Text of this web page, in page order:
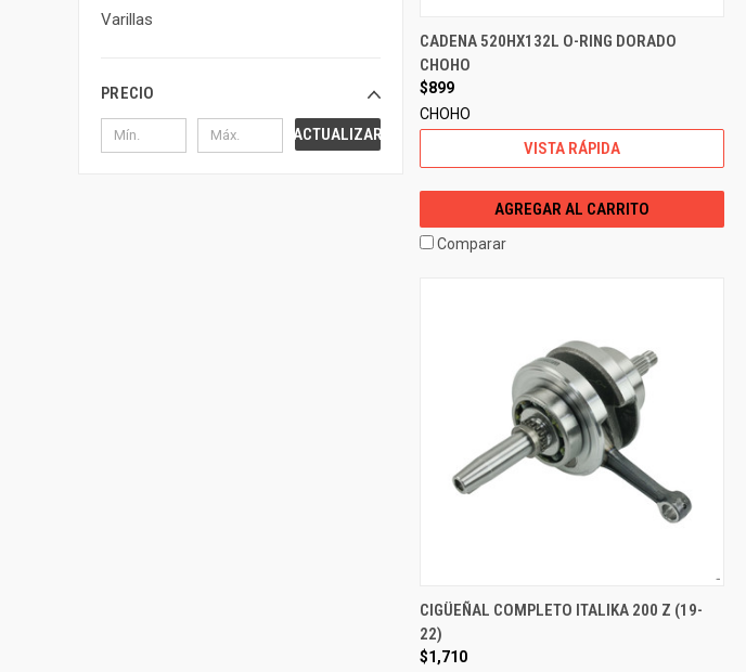
Varillas
PRECIO
ACTUALIZAR
CADENA 520HX132L O-RING DORADO
CHOHO
$899
CHOHO
VISTA RÁPIDA
AGREGAR AL CARRITO
Comparar
CIGÜEÑAL COMPLETO ITALIKA 200 Z (19-
22)
$1,710